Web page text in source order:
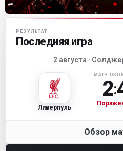
Матч-центр
РЕЗУЛЬТАТ
Последняя игра
2 августа ·
Ливерпуль
МАТЧ
2:
Обзор